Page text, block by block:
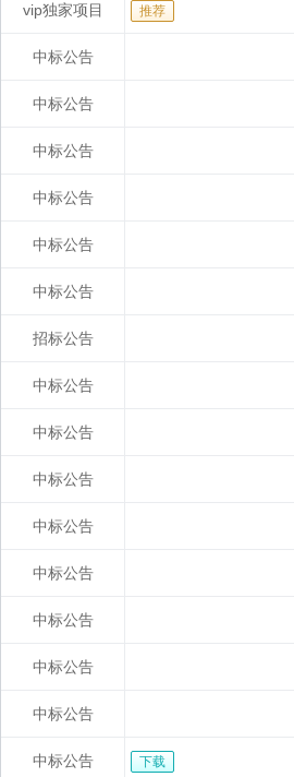
vip独家项目 推荐
中标公告
中标公告
中标公告
中标公告
中标公告
中标公告
招标公告
中标公告
中标公告
中标公告
中标公告
中标公告
中标公告
中标公告
中标公告
中标公告 下载